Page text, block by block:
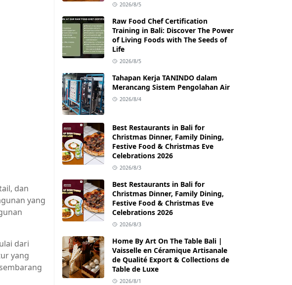
dan
yang
dari
yang
2026/8/5
Raw Food Chef Certification
Training in Bali: Discover The Power
of Living Foods with The Seeds of
Life
2026/8/5
Tahapan Kerja TANINDO dalam
Merancang Sistem Pengolahan Air
2026/8/4
Best Restaurants in Bali for
Christmas Dinner, Family Dining,
Festive Food & Christmas Eve
Celebrations 2026
2026/8/3
Best Restaurants in Bali for
Christmas Dinner, Family Dining,
Festive Food & Christmas Eve
Celebrations 2026
2026/8/3
Home By Art On The Table Bali |
Vaisselle en Céramique Artisanale
de Qualité Export & Collections de
Table de Luxe
2026/8/1